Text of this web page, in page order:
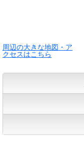
周辺の大きな地図・ア
クセスはこちら